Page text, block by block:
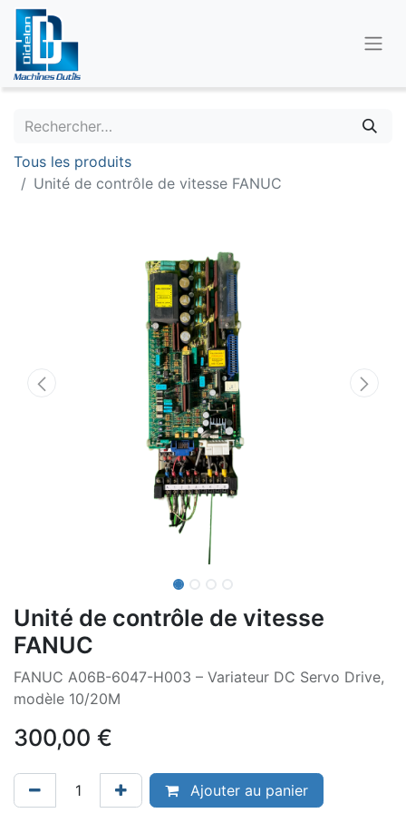
Tous les produits
Unité de contrôle de vitesse FANUC
Unité de contrôle de vitesse
FANUC
FANUC A06B-6047-H003 – Variateur DC Servo Drive,
modèle 10/20M
300,00 €
Ajouter au panier